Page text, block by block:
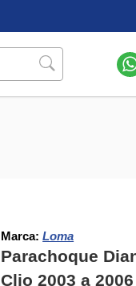
Marca: Loma
Parachoque
Clio 2003 a